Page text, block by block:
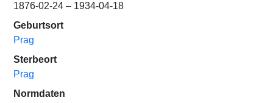
1876-02-24 – 1934-04-18
Geburtsort
Prag
Sterbeort
Prag
Normdaten